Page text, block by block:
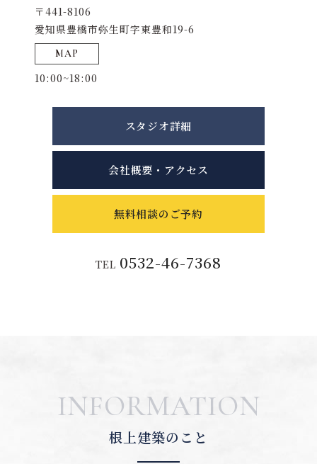
〒441-8106
愛知県豊橋市弥生町字東豊和19-6
MAP
10:00~18:00
スタジオ詳細
会社概要・アクセス
無料相談のご予約
TEL 0532-46-7368
INFORMATION
根上建築のこと